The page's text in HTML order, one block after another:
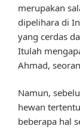
merupakan
dipelihara di
yang cerdas
Itulah
Ahmad,
Namun,
hewan
beberapa hal